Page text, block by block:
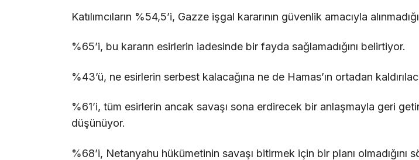
Katılımcıların %54,5’i, Gazze işgal kararının güvenlik amacıyla
%65’i, bu kararın esirlerin iadesinde bir fayda sağlamadığını belirtiyor.
%43’ü, ne esirlerin serbest kalacağına ne de Hamas’ın ortadan
%61’i, tüm esirlerin ancak savaşı sona erdirecek bir anlaşmayla geri
düşünüyor.
%68’i, Netanyahu hükümetinin savaşı bitirmek için bir planı olmadığını